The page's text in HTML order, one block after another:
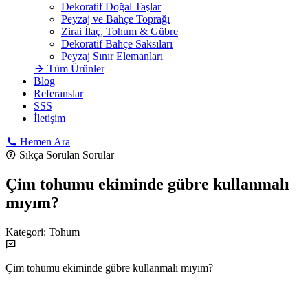
Dekoratif Doğal Taşlar
Peyzaj ve Bahçe Toprağı
Zirai İlaç, Tohum & Gübre
Dekoratif Bahçe Saksıları
Peyzaj Sınır Elemanları
Tüm Ürünler
Blog
Referanslar
SSS
İletişim
Hemen Ara
Sıkça Sorulan Sorular
Çim tohumu ekiminde gübre kullanmalı
mıyım?
Kategori: Tohum
Çim tohumu ekiminde gübre kullanmalı mıyım?